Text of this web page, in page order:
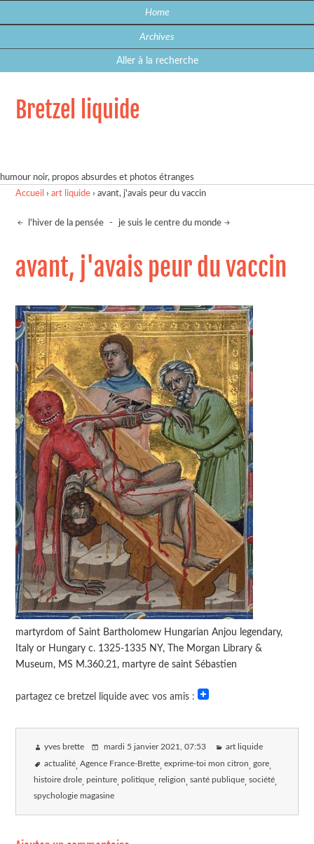
Home
Archives
Aller à la recherche
Bretzel liquide
humour noir, propos absurdes et photos étranges
Accueil ›art liquide ›avant, j'avais peur du vaccin
l'hiver de la pensée - je suis le centre du monde
avant, j'avais peur du vaccin
martyrdom of Saint Bartholomew Hungarian Anjou legendary,
Italy or Hungary c. 1325-1335 NY, The Morgan Library &
Museum, MS M.360.21, martyre de saint Sébastien
partagez ce bretzel liquide avec vos amis :
yves brette mardi 5 janvier 2021, 07:53 art liquide
actualité Agence France-Brette exprime-toi mon citron gore
histoire drole peinture politique religion santé publique société
spychologie magasine